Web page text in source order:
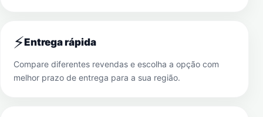
⚡Entrega rápida
Compare diferentes revendas e escolha a opção com
melhor prazo de entrega para a sua região.